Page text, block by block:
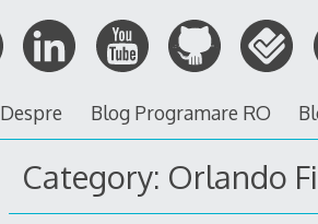
Despre Blog Programare RO
Category: Orlando